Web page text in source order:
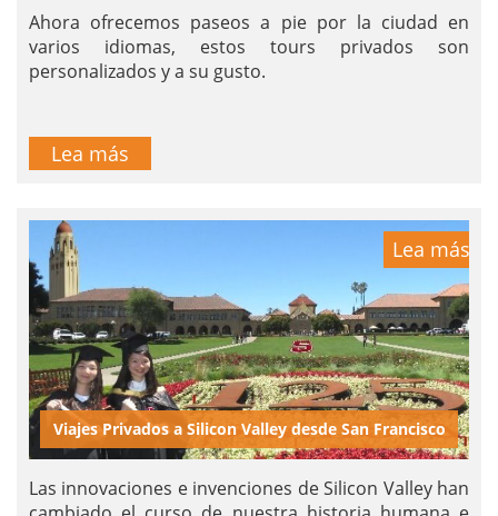
Ahora ofrecemos paseos a pie por la ciudad en
varios idiomas, estos tours privados son
personalizados y a su gusto.
Lea más
Lea más
Viajes Privados a Silicon Valley desde San Francisco
Las innovaciones e invenciones de Silicon Valley han